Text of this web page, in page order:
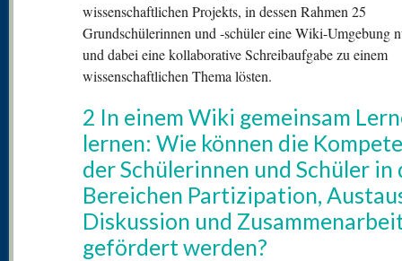
wissenschaftlichen Projekts, in dessen Rahmen 25
Grundschülerinnen und ‑schüler eine Wiki-Umgebung
und dabei eine kollaborative Schreibaufgabe zu einem
wissenschaftlichen Thema lösten.
2 In einem Wiki gemeinsam
lernen: Wie können die
der Schülerinnen und Schüler in
Bereichen Partizipation,
Diskussion und
gefördert werden?